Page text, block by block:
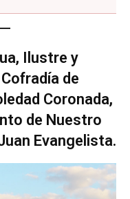
Ilustre y
de
Coronada,
de Nuestro
Evangelista.